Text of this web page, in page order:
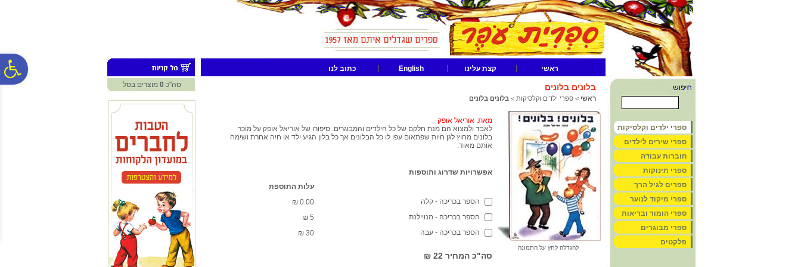
ראשי קצת עלינו English
כתוב לנו
סה"כ 0 מוצרים בסל בלונים בלונים
ראשי > ספרי ילדים וקלסיקות > בלונים בלונים
להגדלה לחץ על התמונה
מאת: אוריאל אופק
לאבד ולמצוא הם מנת חלקם של כל הילדים והמבוגרים. סיפורו של אוריאל אופק על מוכר
בלונים מחוץ לגן חיות שפתאום עפו לו כל הבלונים אך כל בלון הגיע ילד או חיה אחרת ושימח
אותם מאוד.
אפשרויות שדרוג ותוספות
עלות התוספת
הספר בכריכה - קלה
0.00
₪
הספר בכריכה - מנויילנת
5
₪
הספר בכריכה - עבה
30
₪
סה"כ המחיר 22 ₪
ספרי ילדים וקלסיקות
ספרי שירים לילדים
חוברות עבודה
ספרי תינוקות
ספרים לגיל הרך
ספרי מיקוד לנוער
ספרי הומור ובריאות
ספרי מבוגרים
פלקטים